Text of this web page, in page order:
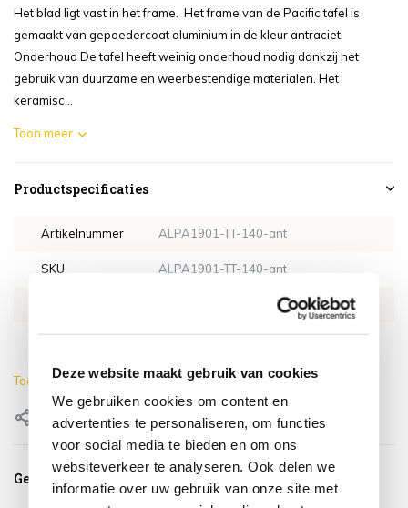
Deze website maakt gebruik van cookies
We gebruiken cookies om content en
advertenties te personaliseren, om functies
voor social media te bieden en om ons
websiteverkeer te analyseren. Ook delen we
informatie over uw gebruik van onze site met
Het blad ligt vast in het frame. Het frame van de Pacific tafel is
gemaakt van gepoedercoat aluminium in de kleur antraciet.
Onderhoud De tafel heeft weinig onderhoud nodig dankzij het
gebruik van duurzame en weerbestendige materialen. Het
keramisc...
Toon meer
Productspecificaties
Artikelnummer ALPA1901-TT-140-ant
SKU ALPA1901-TT-140-ant
Lengte 140 cm
Toon meer
Delen
Gerelateerde producten